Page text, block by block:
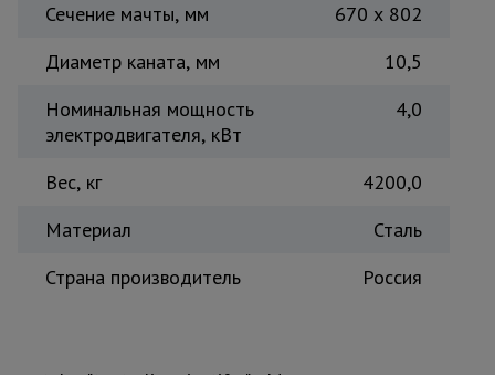
металлообработка
Сечение мачты, мм
670 х 802
Диаметр каната, мм
10,5
Номинальная мощность
электродвигателя, кВт
4,0
Вес, кг
4200,0
Материал
Сталь
Страна производитель
Россия